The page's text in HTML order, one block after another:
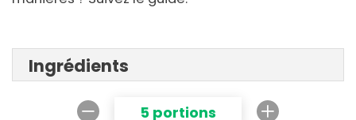
Ingrédients
5 portions